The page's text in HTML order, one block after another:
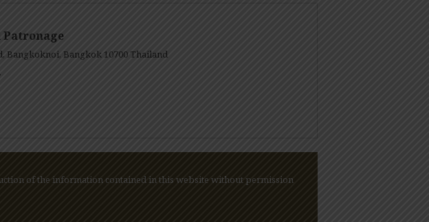
Bangkoknoi, Bangkok 10700 Thailand
of the information contained in this website without permission